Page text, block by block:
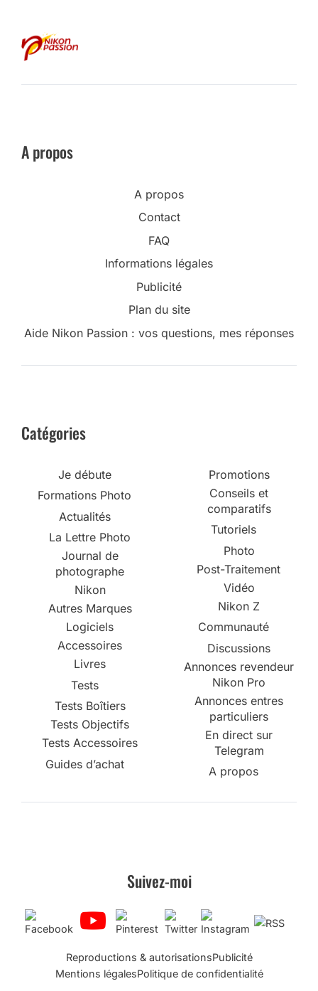
A propos
A propos
Contact
FAQ
Informations légales
Publicité
Plan du site
Aide Nikon Passion : vos questions, mes réponses
Catégories
Je débute
Formations Photo
Actualités
La Lettre Photo
Journal de
photographe
Nikon
Autres Marques
Logiciels
Accessoires
Livres
Tests
Tests Boîtiers
Tests Objectifs
Tests Accessoires
Guides d’achat
Promotions
Conseils et
comparatifs
Tutoriels
Photo
Post-Traitement
Vidéo
Nikon Z
Communauté
Discussions
Annonces revendeur
Nikon Pro
Annonces entres
particuliers
En direct sur
Telegram
A propos
Suivez-moi
Reproductions & autorisationsPublicité
Mentions légalesPolitique de confidentialité